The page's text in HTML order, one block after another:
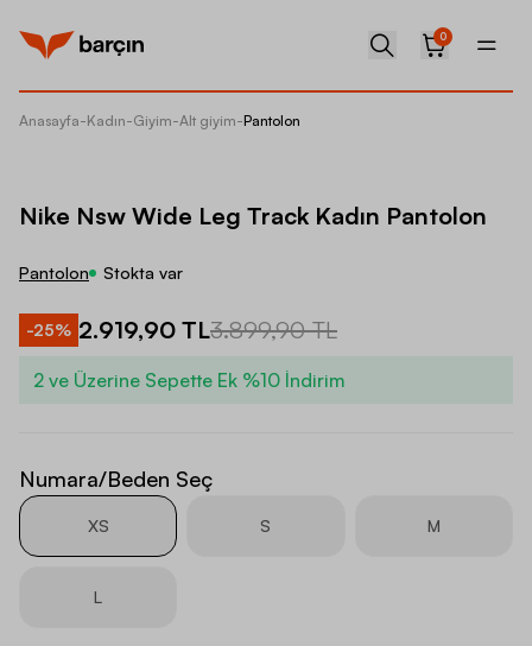
0
Anasayfa-Kadın-Giyim-Alt giyim-Pantolon
Nike Nsw Wide Leg Track Kadın Pantolon
Pantolon Stokta var
-25% 2.919,90 TL3.899,90 TL
2 ve Üzerine Sepette Ek %10 İndirim
Numara/Beden Seç
XS S M
L